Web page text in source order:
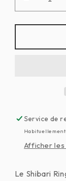
Réduire
la
quantité
Anneau
Service de
Afficher
Le Shibari